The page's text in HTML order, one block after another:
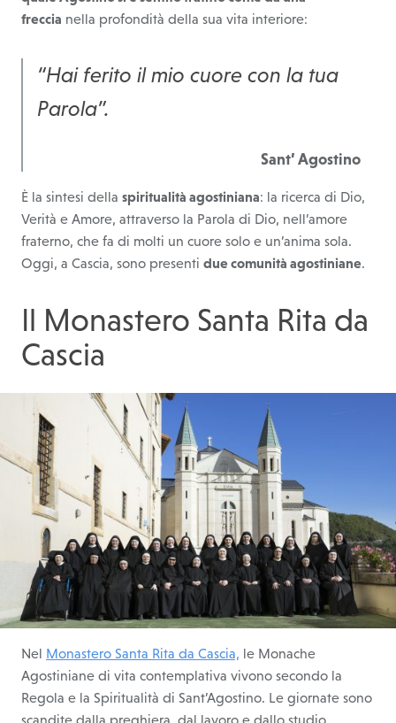
freccia nella profondità della sua vita interiore:
“Hai ferito il mio cuore con la tua
Parola”.
Sant’ Agostino
È la sintesi della spiritualità agostiniana: la ricerca di Dio,
Verità e Amore, attraverso la Parola di Dio, nell’amore
fraterno, che fa di molti un cuore solo e un’anima sola.
Oggi, a Cascia, sono presenti due comunità agostiniane.
Il Monastero Santa Rita da
Cascia
Nel Monastero Santa Rita da Cascia, le Monache
Agostiniane di vita contemplativa vivono secondo la
Regola e la Spiritualità di Sant’Agostino. Le giornate sono
scandite dalla preghiera, dal lavoro e dallo studio,